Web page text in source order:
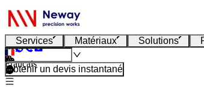
Services Matériaux Solutions
Français
Obtenir un devis instantané